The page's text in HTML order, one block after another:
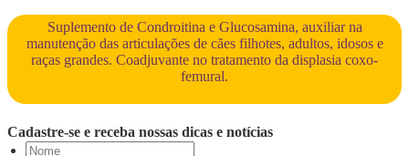
Suplemento de Condroitina e Glucosamina, auxiliar na
manutenção das articulações de cães filhotes, adultos, idosos e
raças grandes. Coadjuvante no tratamento da displasia coxo-
femural.
Cadastre-se e receba nossas dicas e notícias